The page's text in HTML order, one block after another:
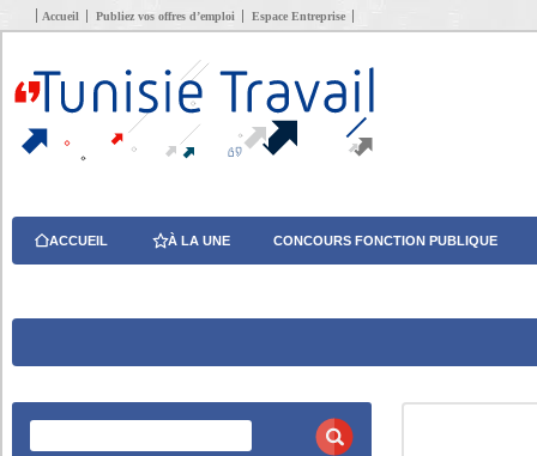
Accueil Publiez vos offres d’emploi Espace Entreprise
ACCUEIL À LA UNE CONCOURS FONCTION PUBLIQUE